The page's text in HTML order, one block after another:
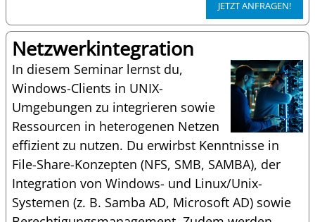
JETZT ANFRAGEN!
Netzwerkintegration
In diesem Seminar lernst du,
Windows-Clients in UNIX-
Umgebungen zu integrieren sowie
Ressourcen in heterogenen Netzen
effizient zu nutzen. Du erwirbst Kenntnisse in
File-Share-Konzepten (NFS, SMB, SAMBA), der
Integration von Windows- und Linux/Unix-
Systemen (z. B. Samba AD, Microsoft AD) sowie